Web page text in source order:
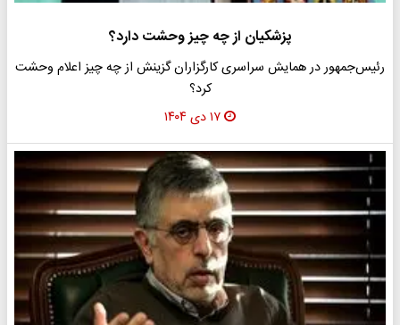
پزشکیان از چه چیز وحشت دارد؟
رئیس‌جمهور در همایش سراسری کارگزاران گزینش از چه چیز اعلام وحشت
کرد؟
۱۷ دی ۱۴۰۴